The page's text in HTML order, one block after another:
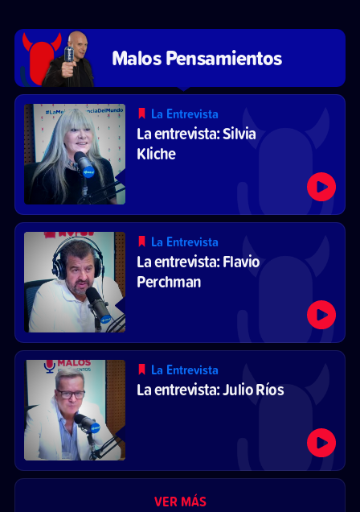
Malos Pensamientos
La Entrevista
La entrevista: Silvia
Kliche
La Entrevista
La entrevista: Flavio
Perchman
La Entrevista
La entrevista: Julio Ríos
VER MÁS